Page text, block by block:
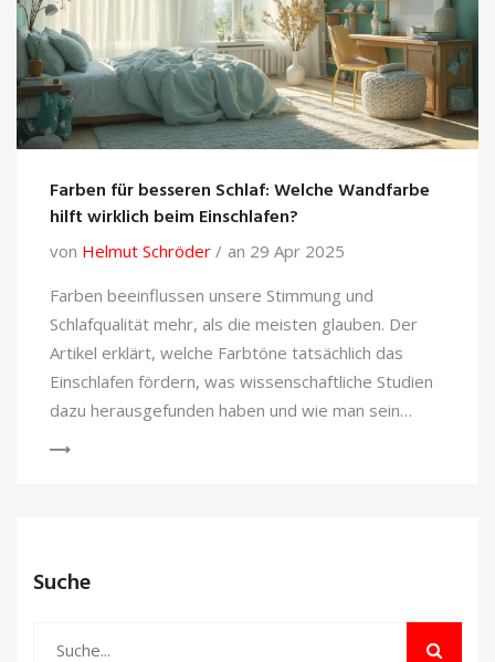
Farben für besseren Schlaf: Welche Wandfarbe
hilft wirklich beim Einschlafen?
von Helmut Schröder
an 29 Apr 2025
Farben beeinflussen unsere Stimmung und
Schlafqualität mehr, als die meisten glauben. Der
Artikel erklärt, welche Farbtöne tatsächlich das
Einschlafen fördern, was wissenschaftliche Studien
dazu herausgefunden haben und wie man sein
tabu bleiben. Wer besser schlafen möchte, findet
Suche